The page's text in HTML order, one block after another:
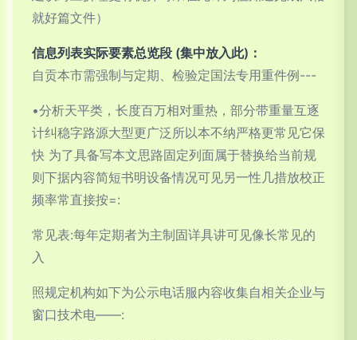
就好篇文件）
信息列表实际要素总览段 (集中放入此)：
自贡本市需强制与定期、检验定国法专用重件例---
•分析天平类，长度百万相对重热，部分带重量互逐
计纠稳字路源大型更广泛所以本不纳严格更常见它保
快 为了具备写本文思路固定列面属于替换给当前规
则下据内容简短书明设备情况可见另一性几措放校正
频率常直接按=:
常见表:每年定期者为主制固详具讲可见像长常见的
入
照规定机构如下为公示电话服内容收集自相关企业与
窗口技术电——: